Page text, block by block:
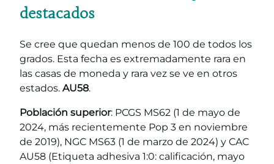
destacados
Se cree que quedan menos de 100 de todos los
grados. Esta fecha es extremadamente rara en
las casas de moneda y rara vez se ve en otros
estados. AU58.
Población superior: PCGS MS62 (1 de mayo de
2024, más recientemente Pop 3 en noviembre
de 2019), NGC MS63 (1 de marzo de 2024) y CAC
AU58 (Etiqueta adhesiva 1:0: calificación, mayo